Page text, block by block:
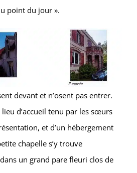
point du jour ».
devant et n’osent pas entrer.
lieu d’accueil tenu par les sœurs
et d’un hébergement
chapelle s’y trouve
un grand pare fleuri clos de